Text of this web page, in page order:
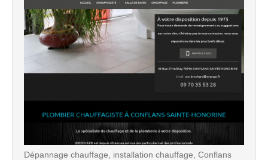
Dépannage chauffage, installation chauffage, Conflans